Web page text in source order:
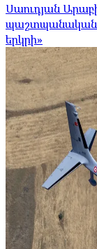
Սաուդյան
պաշտպանական
երկրի»